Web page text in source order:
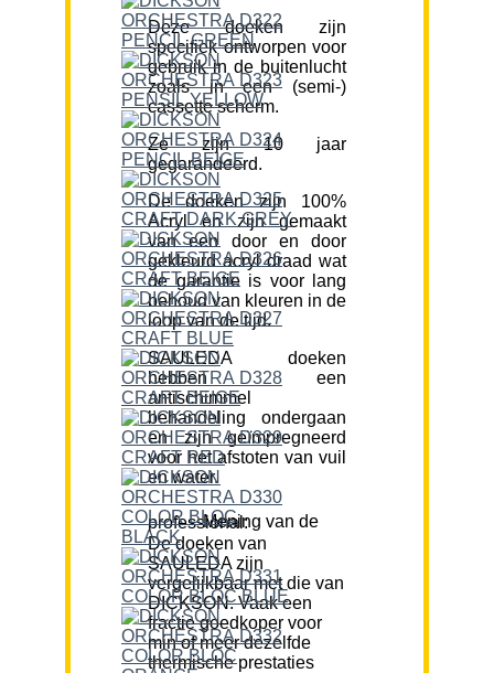
Deze doeken zijn
specifiek ontworpen voor
gebruik in de buitenlucht
zoals in een (semi-)
cassette scherm.
Ze zijn 10 jaar
gegarandeerd.
De doeken zijn 100%
Acryl en zijn gemaakt
van een door en door
gekleurd acryl draad wat
de garantie is voor lang
behoud van kleuren in de
loop van de tijd.
SAULEDA doeken
hebben een
antischimmel
behandeling ondergaan
en zijn geïmpregneerd
voor het afstoten van vuil
en water.
Mening van de professional:
De doeken van
SAULEDA zijn
vergelijkbaar met die van
DICKSON. Vaak een
fractie goedkoper voor
min of meer dezelfde
thermische prestaties